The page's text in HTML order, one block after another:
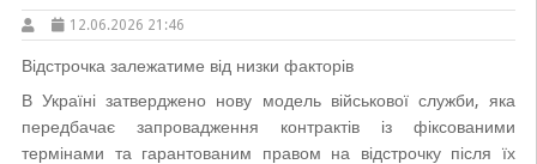
12.06.2026 21:46
Відстрочка залежатиме від низки факторів
В Україні затверджено нову модель військової служби, яка
передбачає запровадження контрактів із фіксованими
термінами та гарантованим правом на відстрочку після їх